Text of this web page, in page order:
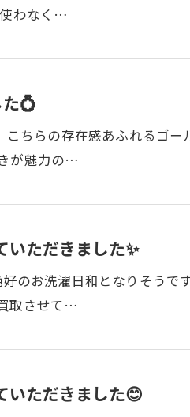
わなく…
💍
ちらの存在感あふれるゴ
が魅力の…
いただきました✨
のお洗濯日和となりそう
取させて…
いただきました😊